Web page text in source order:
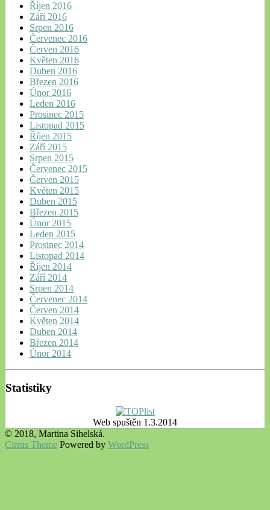
Říjen 2016
Září 2016
Srpen 2016
Červenec 2016
Červen 2016
Květen 2016
Duben 2016
Březen 2016
Únor 2016
Leden 2016
Prosinec 2015
Listopad 2015
Říjen 2015
Září 2015
Srpen 2015
Červenec 2015
Červen 2015
Květen 2015
Duben 2015
Březen 2015
Únor 2015
Leden 2015
Prosinec 2014
Listopad 2014
Říjen 2014
Září 2014
Srpen 2014
Červenec 2014
Červen 2014
Květen 2014
Duben 2014
Březen 2014
Únor 2014
Statistiky
Web spuštěn 1.3.2014
© 2018, Martina Sihelská.
Cirrus Theme Powered by WordPress